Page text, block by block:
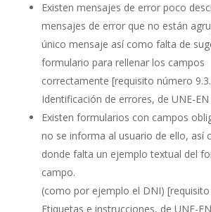
Existen mensajes de error poco
mensajes de error que no están
único mensaje así como falta de
formulario para rellenar los campos
correctamente [requisito número
Identificación de errores, de UNE-
Existen formularios con campos
no se informa al usuario de ello, así
donde falta un ejemplo textual del
campo.
(como por ejemplo el DNI)
Etiquetas e instrucciones, de UNE-